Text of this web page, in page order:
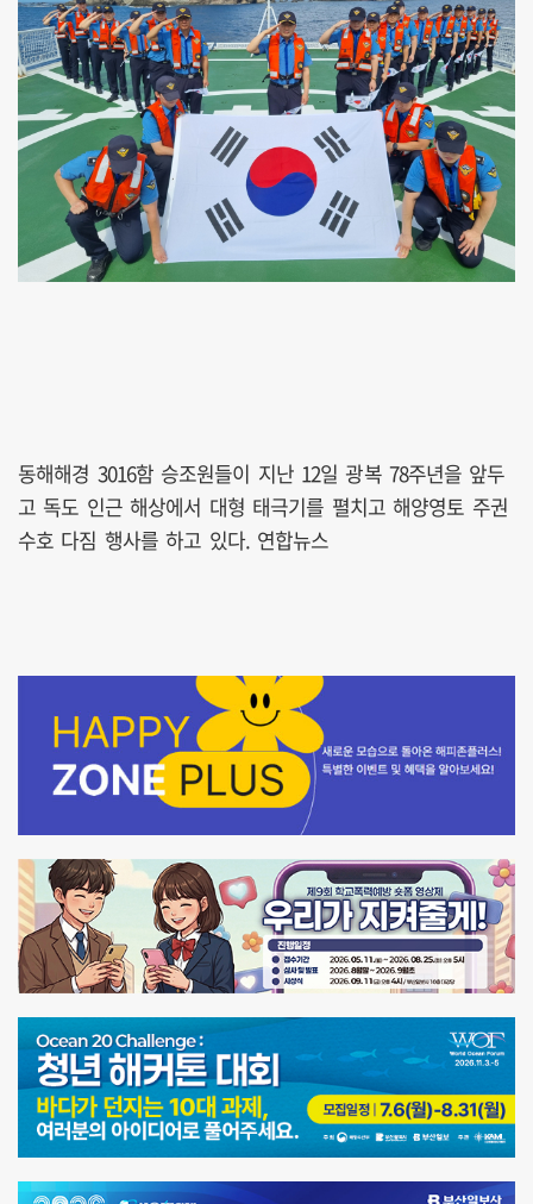
동해해경 3016함 승조원들이 지난 12일 광복 78주년을 앞두
고 독도 인근 해상에서 대형 태극기를 펼치고 해양영토 주권
수호 다짐 행사를 하고 있다. 연합뉴스